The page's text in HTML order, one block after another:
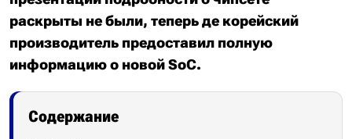
раскрыты не были, теперь де корейский
производитель предоставил полную
информацию о новой SoC.
Содержание